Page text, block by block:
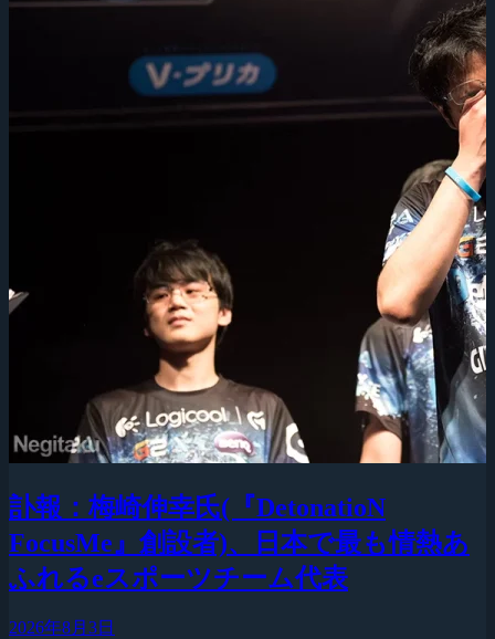
訃報：梅崎伸幸氏(『DetonatioN
FocusMe』創設者)、日本で最も情熱あ
ふれるeスポーツチーム代表
2026年8月3日